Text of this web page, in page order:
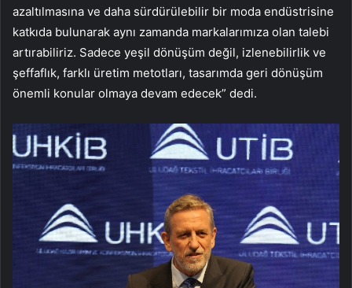
azaltılmasına ve daha sürdürülebilir bir moda endüstrisine
katkıda bulunarak aynı zamanda markalarımıza olan talebi
artırabiliriz. Sadece yeşil dönüşüm değil, izlenebilirlik ve
şeffaflık, farklı üretim metotları, tasarımda geri dönüşüm
önemli konular olmaya devam edecek” dedi.